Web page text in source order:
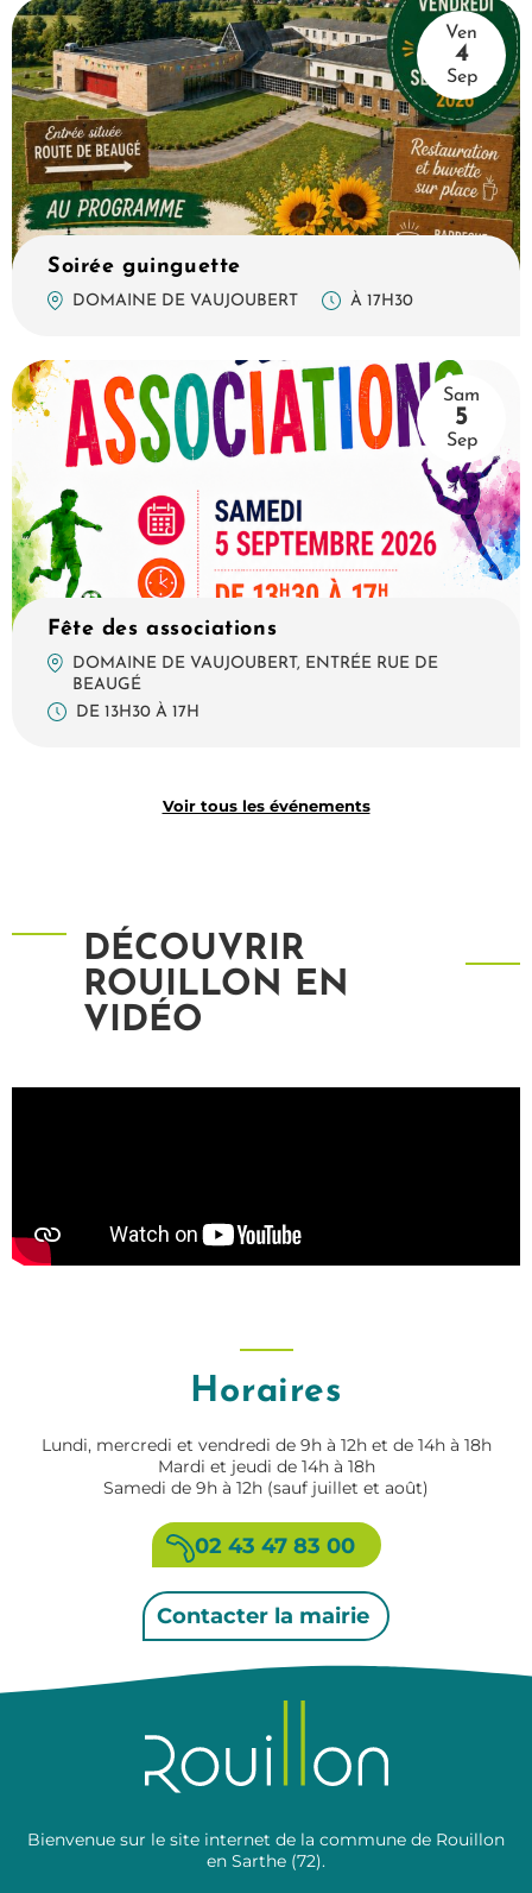
Ven
4
Sep
Soirée guinguette
DOMAINE DE VAUJOUBERT À 17H30
Sam
5
Sep
Fête des associations
DOMAINE DE VAUJOUBERT, ENTRÉE RUE DE
BEAUGÉ
DE 13H30 À 17H
Voir tous les événements
DÉCOUVRIR
ROUILLON EN
VIDÉO
Horaires
Lundi, mercredi et vendredi de 9h à 12h et de 14h à 18h
Mardi et jeudi de 14h à 18h
Samedi de 9h à 12h (sauf juillet et août)
02 43 47 83 00
Contacter la mairie
Bienvenue sur le site internet de la commune de Rouillon
en Sarthe (72).